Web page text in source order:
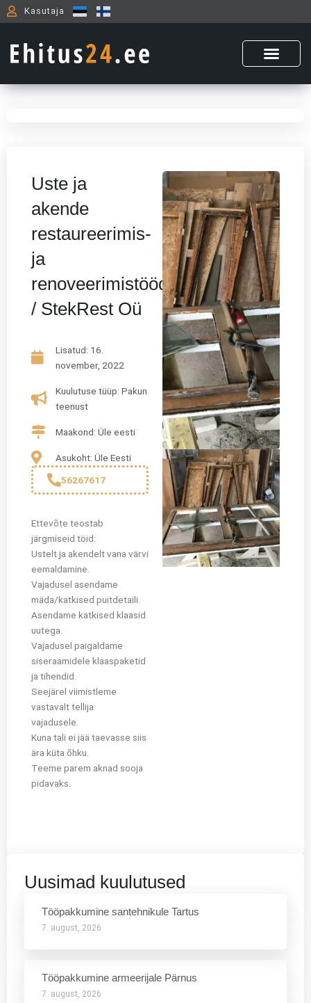
Skip
to
Kasutaja
Uste ja
akende
restaureerimis-
ja
renoveerimistööd
/ StekRest Oü
Lisatud: 16.
november, 2022
Kuulutuse tüüp: Pakun
teenust
Maakond: Üle eesti
Asukoht: Üle Eesti
56267617
Ettevõte teostab
järgmiseid töid:
Ustelt ja akendelt vana värvi
eemaldamine.
Vajadusel asendame
mäda/katkised puitdetaili.
Asendame katkised klaasid
uutega.
Vajadusel paigaldame
siseraamidele klaaspaketid
ja tihendid.
Seejärel viimistleme
vastavalt tellija
vajadusele.
Kuna tali ei jää taevasse siis
ära küta õhku.
Teeme parem aknad sooja
pidavaks.
Uusimad kuulutused
Tööpakkumine santehnikule Tartus
7. august, 2026
Tööpakkumine armeerijale Pärnus
7. august, 2026